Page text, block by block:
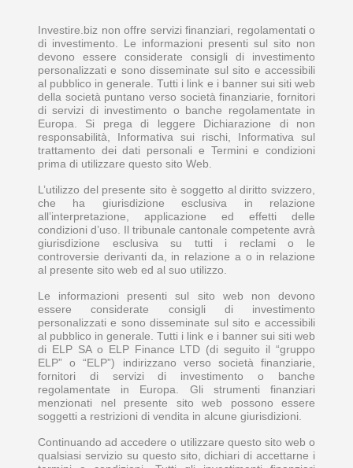
Investire.biz non offre servizi finanziari, regolamentati o
di investimento. Le informazioni presenti sul sito non
devono essere considerate consigli di investimento
personalizzati e sono disseminate sul sito e accessibili
al pubblico in generale. Tutti i link e i banner sui siti web
della società puntano verso società finanziarie, fornitori
di servizi di investimento o banche regolamentate in
Europa. Si prega di leggere Dichiarazione di non
responsabilità, Informativa sui rischi, Informativa sul
trattamento dei dati personali e Termini e condizioni
prima di utilizzare questo sito Web.
L’utilizzo del presente sito è soggetto al diritto svizzero,
che ha giurisdizione esclusiva in relazione
all’interpretazione, applicazione ed effetti delle
condizioni d’uso. Il tribunale cantonale competente avrà
giurisdizione esclusiva su tutti i reclami o le
controversie derivanti da, in relazione a o in relazione
al presente sito web ed al suo utilizzo.
Le informazioni presenti sul sito web non devono
essere considerate consigli di investimento
personalizzati e sono disseminate sul sito e accessibili
al pubblico in generale. Tutti i link e i banner sui siti web
di ELP SA o ELP Finance LTD (di seguito il “gruppo
ELP” o “ELP”) indirizzano verso società finanziarie,
fornitori di servizi di investimento o banche
regolamentate in Europa. Gli strumenti finanziari
menzionati nel presente sito web possono essere
soggetti a restrizioni di vendita in alcune giurisdizioni.
Continuando ad accedere o utilizzare questo sito web o
qualsiasi servizio su questo sito, dichiari di accettarne i